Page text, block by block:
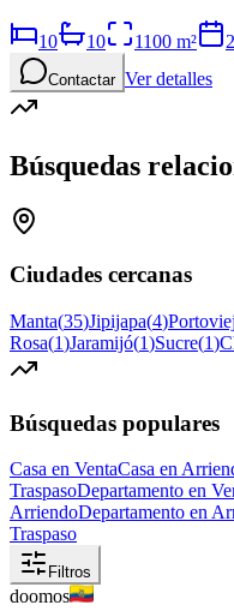
10 10 1100 m²
Contactar Ver detalles
Búsquedas
Ciudades cercanas
Manta(35)Jipijapa(4)
Rosa(1)Jaramijó(1)Sucre(1)
Búsquedas populares
Casa en VentaCasa en
TraspasoDepartamento en
ArriendoDepartamento en
Traspaso
Filtros
doomos